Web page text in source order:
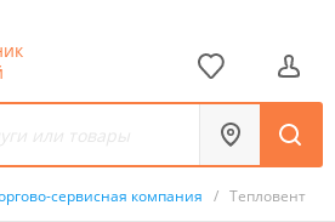
сервисная компания / Тепловент